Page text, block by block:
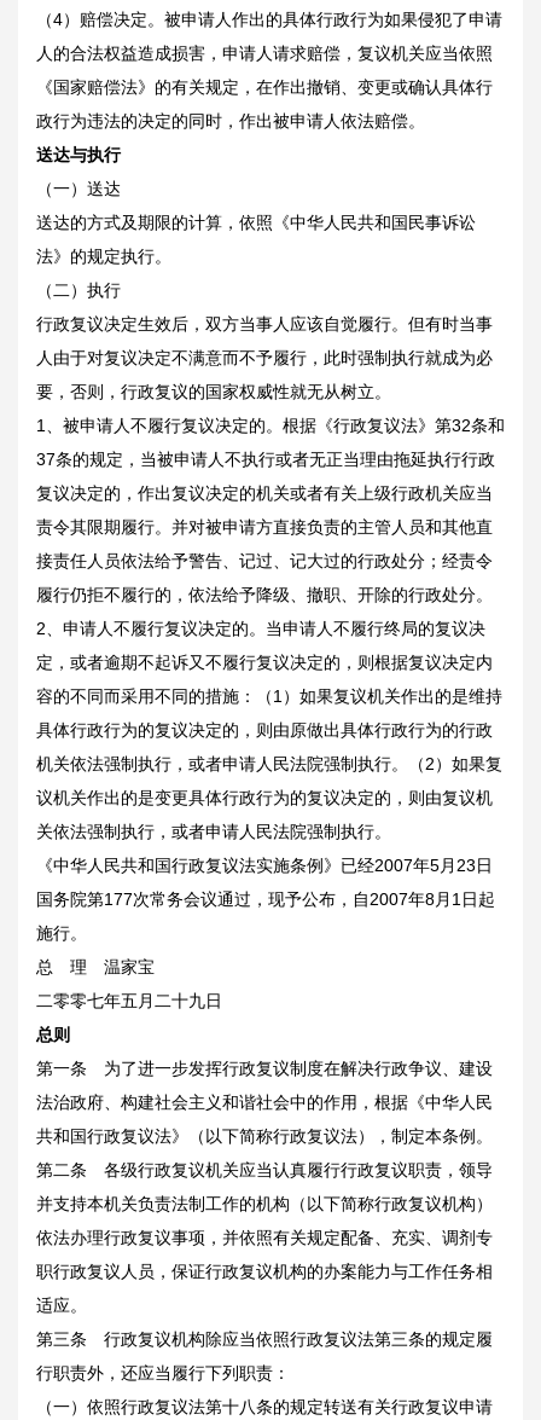
（4）赔偿决定。被申请人作出的具体行政行为如果侵犯了申请
人的合法权益造成损害，申请人请求赔偿，复议机关应当依照
《国家赔偿法》的有关规定，在作出撤销、变更或确认具体行
政行为违法的决定的同时，作出被申请人依法赔偿。
送达与执行
（一）送达
送达的方式及期限的计算，依照《中华人民共和国民事诉讼
法》的规定执行。
（二）执行
行政复议决定生效后，双方当事人应该自觉履行。但有时当事
人由于对复议决定不满意而不予履行，此时强制执行就成为必
要，否则，行政复议的国家权威性就无从树立。
1、被申请人不履行复议决定的。根据《行政复议法》第32条和
37条的规定，当被申请人不执行或者无正当理由拖延执行行政
复议决定的，作出复议决定的机关或者有关上级行政机关应当
责令其限期履行。并对被申请方直接负责的主管人员和其他直
接责任人员依法给予警告、记过、记大过的行政处分；经责令
履行仍拒不履行的，依法给予降级、撤职、开除的行政处分。
2、申请人不履行复议决定的。当申请人不履行终局的复议决
定，或者逾期不起诉又不履行复议决定的，则根据复议决定内
容的不同而采用不同的措施：（1）如果复议机关作出的是维持
具体行政行为的复议决定的，则由原做出具体行政行为的行政
机关依法强制执行，或者申请人民法院强制执行。（2）如果复
议机关作出的是变更具体行政行为的复议决定的，则由复议机
关依法强制执行，或者申请人民法院强制执行。
《中华人民共和国行政复议法实施条例》已经2007年5月23日
国务院第177次常务会议通过，现予公布，自2007年8月1日起
施行。
总 理 温家宝
二零零七年五月二十九日
总则
第一条 为了进一步发挥行政复议制度在解决行政争议、建设
法治政府、构建社会主义和谐社会中的作用，根据《中华人民
共和国行政复议法》（以下简称行政复议法），制定本条例。
第二条 各级行政复议机关应当认真履行行政复议职责，领导
并支持本机关负责法制工作的机构（以下简称行政复议机构）
依法办理行政复议事项，并依照有关规定配备、充实、调剂专
职行政复议人员，保证行政复议机构的办案能力与工作任务相
适应。
第三条 行政复议机构除应当依照行政复议法第三条的规定履
行职责外，还应当履行下列职责：
（一）依照行政复议法第十八条的规定转送有关行政复议申请